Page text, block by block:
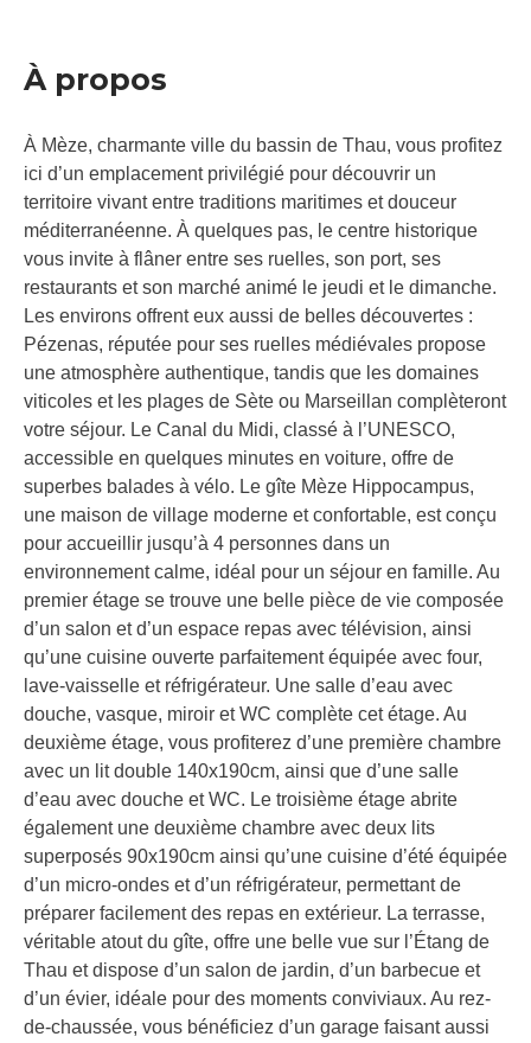
À propos
À Mèze, charmante ville du bassin de Thau, vous profitez
ici d’un emplacement privilégié pour découvrir un
territoire vivant entre traditions maritimes et douceur
méditerranéenne. À quelques pas, le centre historique
vous invite à flâner entre ses ruelles, son port, ses
restaurants et son marché animé le jeudi et le dimanche.
Les environs offrent eux aussi de belles découvertes :
Pézenas, réputée pour ses ruelles médiévales propose
une atmosphère authentique, tandis que les domaines
viticoles et les plages de Sète ou Marseillan complèteront
votre séjour. Le Canal du Midi, classé à l’UNESCO,
accessible en quelques minutes en voiture, offre de
superbes balades à vélo. Le gîte Mèze Hippocampus,
une maison de village moderne et confortable, est conçu
pour accueillir jusqu’à 4 personnes dans un
environnement calme, idéal pour un séjour en famille. Au
premier étage se trouve une belle pièce de vie composée
d’un salon et d’un espace repas avec télévision, ainsi
qu’une cuisine ouverte parfaitement équipée avec four,
lave-vaisselle et réfrigérateur. Une salle d’eau avec
douche, vasque, miroir et WC complète cet étage. Au
deuxième étage, vous profiterez d’une première chambre
avec un lit double 140x190cm, ainsi que d’une salle
d’eau avec douche et WC. Le troisième étage abrite
également une deuxième chambre avec deux lits
superposés 90x190cm ainsi qu’une cuisine d’été équipée
d’un micro-ondes et d’un réfrigérateur, permettant de
préparer facilement des repas en extérieur. La terrasse,
véritable atout du gîte, offre une belle vue sur l’Étang de
Thau et dispose d’un salon de jardin, d’un barbecue et
d’un évier, idéale pour des moments conviviaux. Au rez-
de-chaussée, vous bénéficiez d’un garage faisant aussi